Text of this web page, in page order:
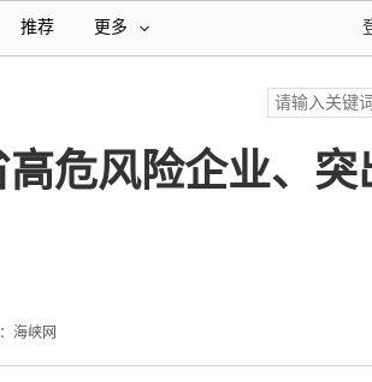
推荐 更多
危风险企业、突
海峡网